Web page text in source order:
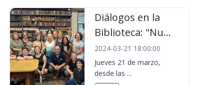
Diálogos en la
Biblioteca: "Nu...
2024-03-21 18:00:00
Jueves 21 de marzo,
desde las ...